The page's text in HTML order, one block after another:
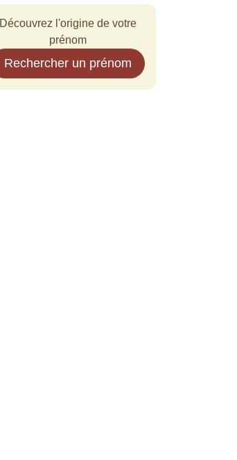
Découvrez l'origine de votre
prénom
Rechercher un prénom